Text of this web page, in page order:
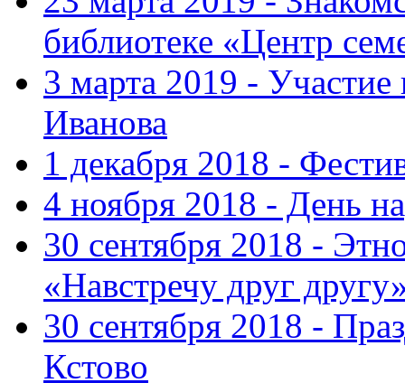
библиотеке «Центр
3 марта 2019 -
Иванова
1 декабря 2018 -
4 ноября 2018 - День
30 сентября 2018 -
«Навстречу друг
30 сентября 2018 -
Кстово